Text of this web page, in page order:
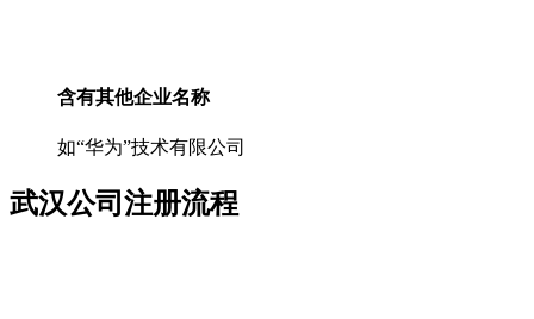
含有其他企业名称
如“华为”技术有限公司
武汉公司注册流程